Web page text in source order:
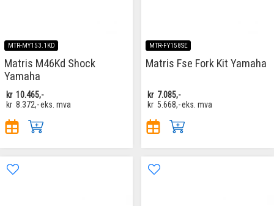
MTR-MY153.1KD
Matris M46Kd Shock
Yamaha
kr 10.465,-
kr 8.372,-eks. mva
MTR-FY158SE
Matris Fse Fork Kit Yamaha
kr 7.085,-
kr 5.668,-eks. mva